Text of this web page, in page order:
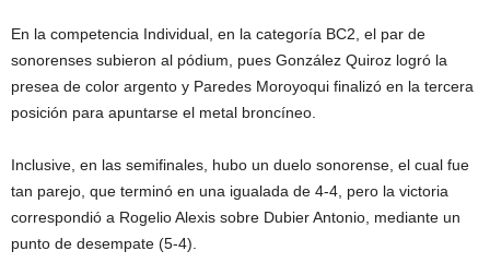
En la competencia Individual, en la categoría BC2, el par de
sonorenses subieron al pódium, pues González Quiroz logró la
presea de color argento y Paredes Moroyoqui finalizó en la tercera
posición para apuntarse el metal broncíneo.
Inclusive, en las semifinales, hubo un duelo sonorense, el cual fue
tan parejo, que terminó en una igualada de 4-4, pero la victoria
correspondió a Rogelio Alexis sobre Dubier Antonio, mediante un
punto de desempate (5-4).